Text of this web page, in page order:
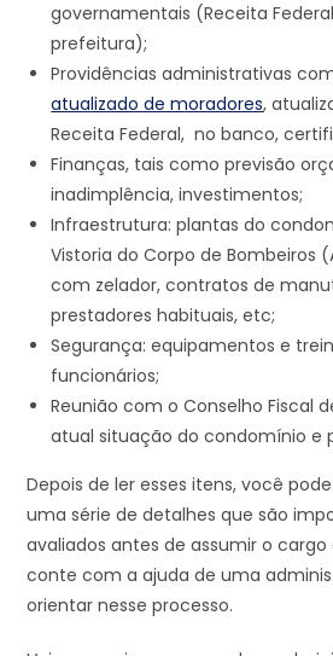
governamentais (Receita
prefeitura);
Providências administrativas
atualizado de moradores,
Receita Federal, no banco,
Finanças, tais como previsão
inadimplência, investimentos;
Infraestrutura: plantas do
Vistoria do Corpo de Bombeiros
com zelador, contratos de
prestadores habituais, etc;
Segurança: equipamentos e
funcionários;
Reunião com o Conselho Fiscal
atual situação do condomínio e
Depois de ler esses itens, você
uma série de detalhes que são
avaliados antes de assumir o cargo
conte com a ajuda de uma
orientar nesse processo.